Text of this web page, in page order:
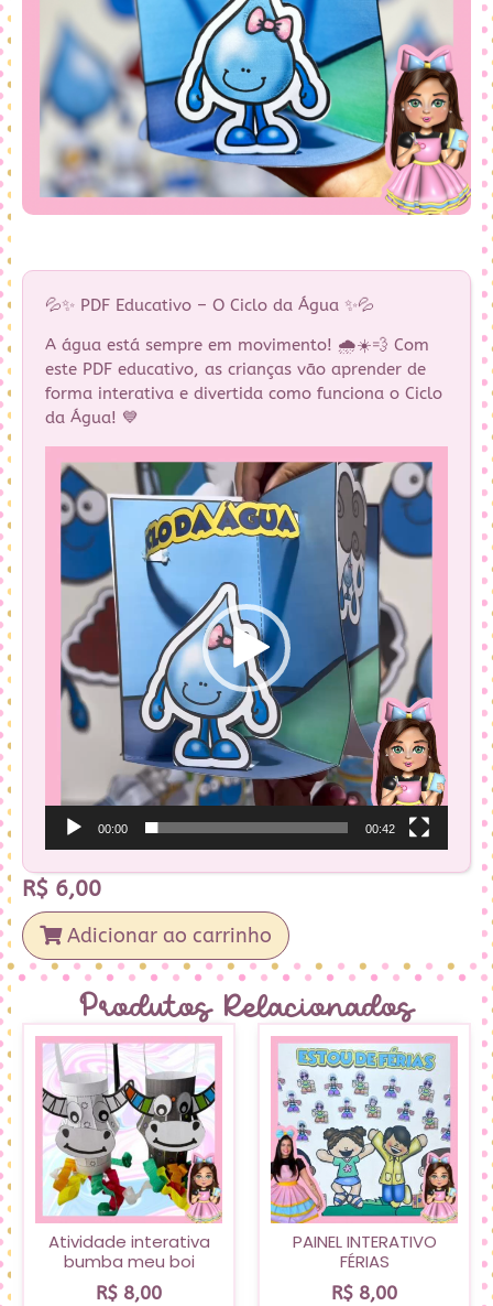
💦✨ PDF Educativo – O Ciclo da Água ✨💦
A água está sempre em movimento! 🌧️☀️💨 Com
este PDF educativo, as crianças vão aprender de
forma interativa e divertida como funciona o Ciclo
da Água! 💙
Tocador
de
vídeo
00:00 00:42
R$ 6,00
Adicionar ao carrinho
Produtos Relacionados
Atividade interativa
bumba meu boi
R$ 8,00
PAINEL INTERATIVO
FÉRIAS
R$ 8,00